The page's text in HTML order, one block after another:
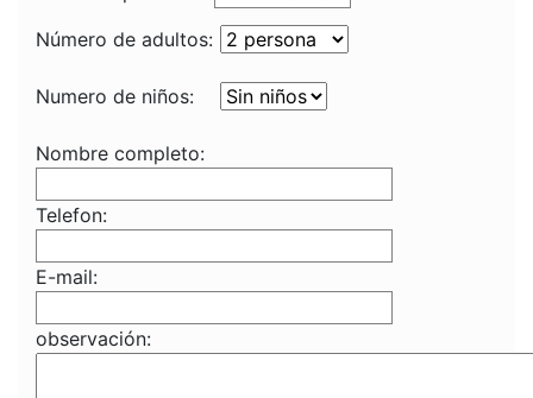
Número de adultos:
Numero de niños:
Nombre completo:
Telefon:
E-mail:
observación: